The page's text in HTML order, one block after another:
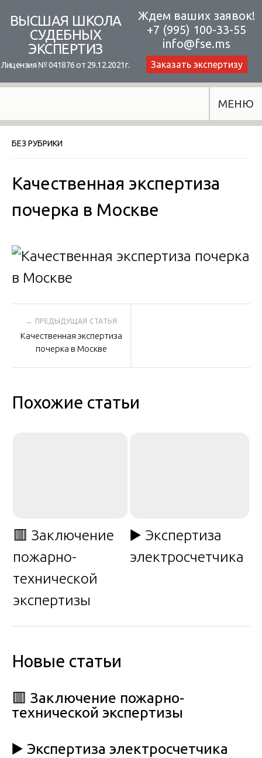
content
ВЫСШАЯ ШКОЛА
СУДЕБНЫХ
ЭКСПЕРТИЗ
Лицензия № 041876 от 29.12.2021г.
Ждем ваших заявок!
+7 (995) 100-33-55
info@fse.ms
Заказать экспертизу
МЕНЮ
БЕЗ РУБРИКИ
Качественная экспертиза
почерка в Москве
Навигация
по
Качественная экспертиза
почерка в Москве
Похожие статьи
🟥 Заключение
пожарно-
технической
экспертизы
▶️ Экспертиза
электросчетчика
Новые статьи
🟥 Заключение пожарно-
технической экспертизы
▶️ Экспертиза электросчетчика